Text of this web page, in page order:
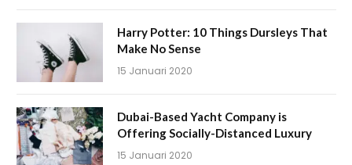
Harry Potter: 10 Things Dursleys That
Make No Sense
15 Januari 2020
Dubai-Based Yacht Company is
Offering Socially-Distanced Luxury
15 Januari 2020